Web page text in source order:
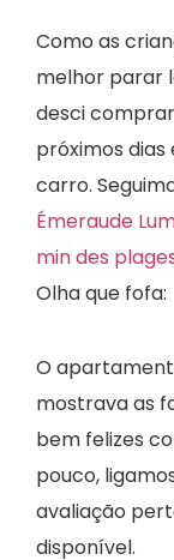
Como as
melhor parar
desci
próximos
carro.
Émeraude
min des
Olha que fofa:
O
mostrava as
bem felizes
pouco,
avaliação
disponível.